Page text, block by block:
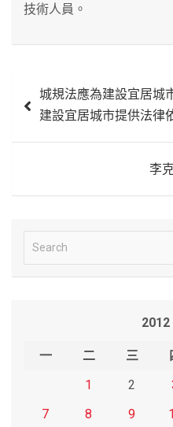
技術人員。
章 城規法應為建設宜居城
建設宜居城市提供法律
李
e
2012
一 二 三
1
2
7
8 9